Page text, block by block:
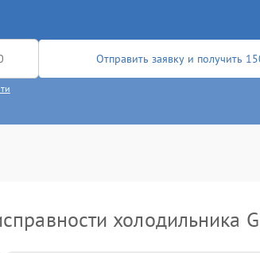
Отправить заявку и получить
холодильника